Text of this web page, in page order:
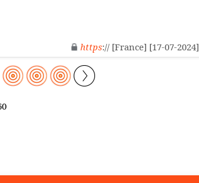
https:// [France] [17-07-2024]